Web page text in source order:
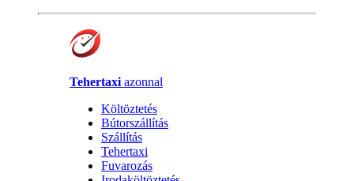
Tehertaxi azonnal
Költöztetés
Bútorszállítás
Szállítás
Tehertaxi
Fuvarozás